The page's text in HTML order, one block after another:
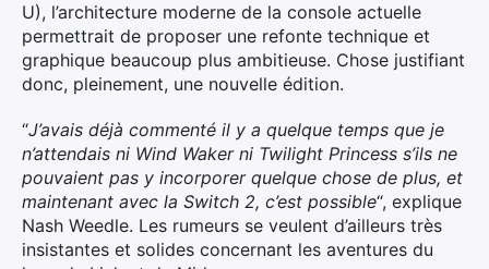
U), l’architecture moderne de la console actuelle
permettrait de proposer une refonte technique et
graphique beaucoup plus ambitieuse. Chose justifiant
donc, pleinement, une nouvelle édition.
“J’avais déjà commenté il y a quelque temps que je
n’attendais ni Wind Waker ni Twilight Princess s’ils ne
pouvaient pas y incorporer quelque chose de plus, et
maintenant avec la Switch 2, c’est possible“, explique
Nash Weedle. Les rumeurs se veulent d’ailleurs très
insistantes et solides concernant les aventures du